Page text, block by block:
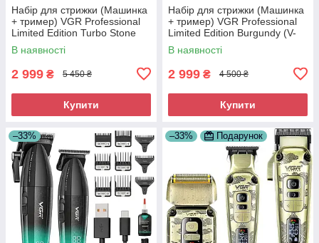
Набір для стрижки (Машинка
+ тример) VGR Professional
Limited Edition Turbo Stone
Grey (V-640)
В наявності
2 999 ₴ 5 450 ₴
Купити
Набір для стрижки (Машинка
+ тример) VGR Professional
Limited Edition Burgundy (V-
640-RE)
В наявності
2 999 ₴ 4 500 ₴
Купити
–33% –33% Подарунок